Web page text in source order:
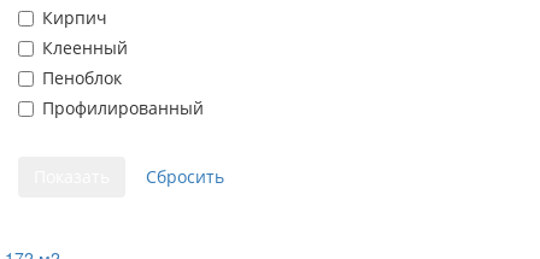
Кирпич
Клеенный
Пеноблок
Профилированный